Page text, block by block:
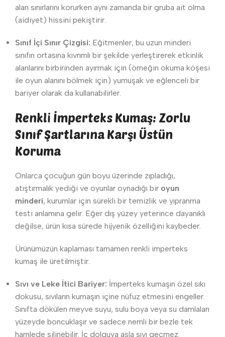
alan sınırlarını korurken aynı zamanda bir gruba ait olma
(aidiyet) hissini pekiştirir.
Sınıf İçi Sınır Çizgisi: Eğitmenler, bu uzun minderi
sınıfın ortasına kıvrımlı bir şekilde yerleştirerek etkinlik
alanlarını birbirinden ayırmak için (örneğin okuma köşesi
ile oyun alanını bölmek için) yumuşak ve eğlenceli bir
bariyer olarak da kullanabilirler.
Renkli İmperteks Kumaş: Zorlu
Sınıf Şartlarına Karşı Üstün
Koruma
Onlarca çocuğun gün boyu üzerinde zıpladığı,
atıştırmalık yediği ve oyunlar oynadığı bir oyun
minderi, kurumlar için sürekli bir temizlik ve yıpranma
testi anlamına gelir. Eğer dış yüzey yeterince dayanıklı
değilse, ürün kısa sürede hijyenik özelliğini kaybeder.
Ürünümüzün kaplaması tamamen renkli imperteks
kumaş ile üretilmiştir.
Sıvı ve Leke İtici Bariyer: İmperteks kumaşın özel sıkı
dokusu, sıvıların kumaşın içine nüfuz etmesini engeller.
Sınıfta dökülen meyve suyu, sulu boya veya su damlaları
yüzeyde boncuklaşır ve sadece nemli bir bezle tek
hamlede silinebilir. İç dolguya asla sıvı geçmez.